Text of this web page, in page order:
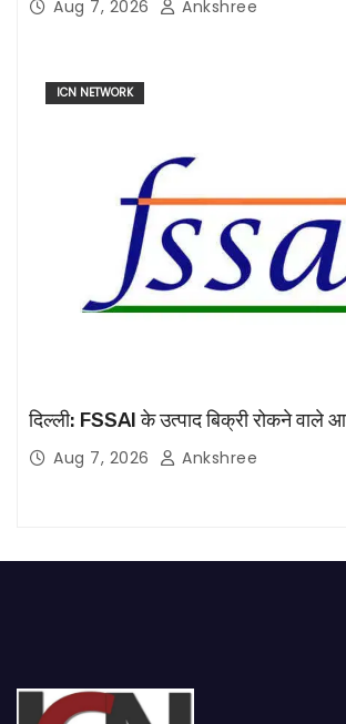
Aug 7, 2026 Ankshree
ICN NETWORK
दिल्ली: FSSAI के उत्पाद बिक्री रोकने वाले
Aug 7, 2026 Ankshree